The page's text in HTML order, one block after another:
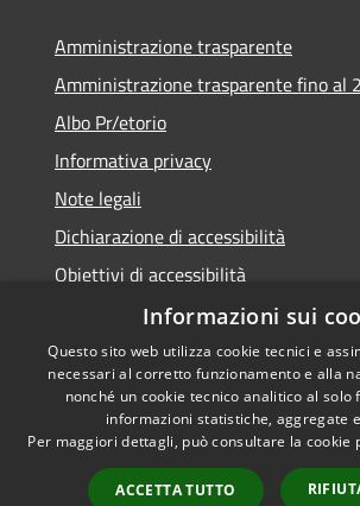
Amministrazione trasparente
Amministrazione trasparente fino al
Albo Pr/etorio
Informativa privacy
Note legali
Dichiarazione di accessibilità
Obiettivi di accessibilità
Accessibilità
Privacy
Informazioni sui
Questo sito web utilizza cookie tecnici e
necessari al corretto funzionamento e alla
nonché un cookie tecnico analitico al solo
informazioni statistiche, aggregate
Per maggiori dettagli, può consultare la cookie
ACCETTA TUTTO